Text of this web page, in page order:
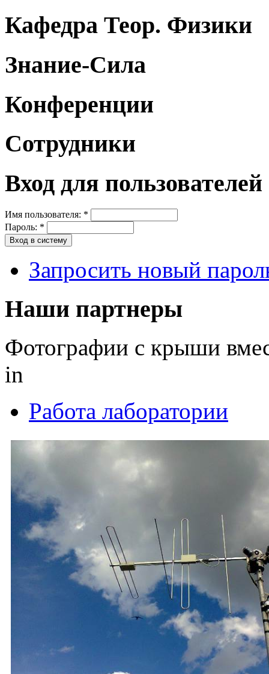
Кафедра Теор. Физики
Знание-Сила
Конференции
Сотрудники
Вход для пользователей
Имя пользователя: *
Пароль: *
Запросить новый
Наши партнеры
Фотографии с крыши
in
Работа лаборатории